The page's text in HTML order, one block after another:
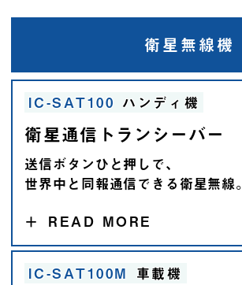
衛星無線機
IC-SAT100 ハンディ機
衛星通信トランシーバー
送信ボタンひと押しで、
世界中と同報通信できる衛星無線。
＋
READ MORE
IC-SAT100M 車載機